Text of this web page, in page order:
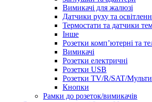
Вимикачі для жалюзі
Датчики руху та
Термостати та датчики
Інше
Розетки комп’ютерні та
Вимикачі
Розетки електричні
Розетки USB
Розетки TV/R/SAT/
Кнопки
Рамки до розеток/вимикачів